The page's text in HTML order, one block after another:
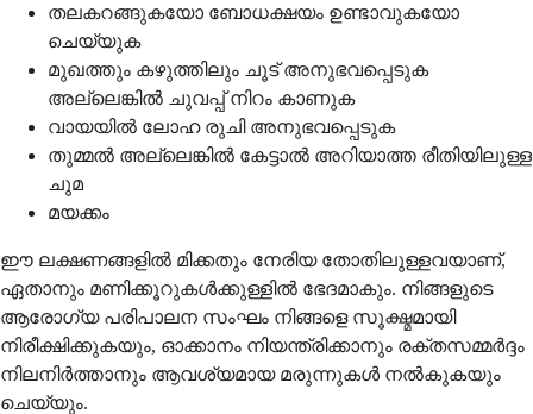
തലകറങ്ങുകയോ ബോധക്ഷയം ഉണ്ടാവുകയോ
ചെയ്യുക
മുഖത്തും കഴുത്തിലും ചൂട് അനുഭവപ്പെടുക
അല്ലെങ്കിൽ ചുവപ്പ് നിറം കാണുക
വായയിൽ ലോഹ രുചി അനുഭവപ്പെടുക
തുമ്മൽ അല്ലെങ്കിൽ കേട്ടാൽ അറിയാത്ത രീതിയിലുള്ള
ചുമ
മയക്കം
ഈ ലക്ഷണങ്ങളിൽ മിക്കതും നേരിയ തോതിലുള്ളവയാണ്,
ഏതാനും മണിക്കൂറുകൾക്കുള്ളിൽ ഭേദമാകും. നിങ്ങളുടെ
ആരോഗ്യ പരിപാലന സംഘം നിങ്ങളെ സൂക്ഷ്മമായി
നിരീക്ഷിക്കുകയും, ഓക്കാനം നിയന്ത്രിക്കാനും രക്തസമ്മർദ്ദം
നിലനിർത്താനും ആവശ്യമായ മരുന്നുകൾ നൽകുകയും
ചെയ്യും.